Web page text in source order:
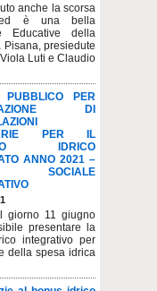
anche la scorsa
è una bella
Educative della
Pisana, presiedute
Luti e Claudio
PUBBLICO PER
DI
PER IL
IDRICO
ANNO 2021 –
SOCIALE
giorno 11 giugno
presentare la
integrativo per
della spesa idrica